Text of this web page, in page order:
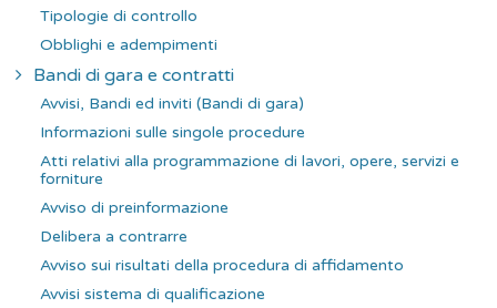
Tipologie di controllo
Obblighi e adempimenti
Bandi di gara e contratti
Avvisi, Bandi ed inviti (Bandi di gara)
Informazioni sulle singole procedure
Atti relativi alla programmazione di lavori, opere, servizi e
forniture
Avviso di preinformazione
Delibera a contrarre
Avviso sui risultati della procedura di affidamento
Avvisi sistema di qualificazione